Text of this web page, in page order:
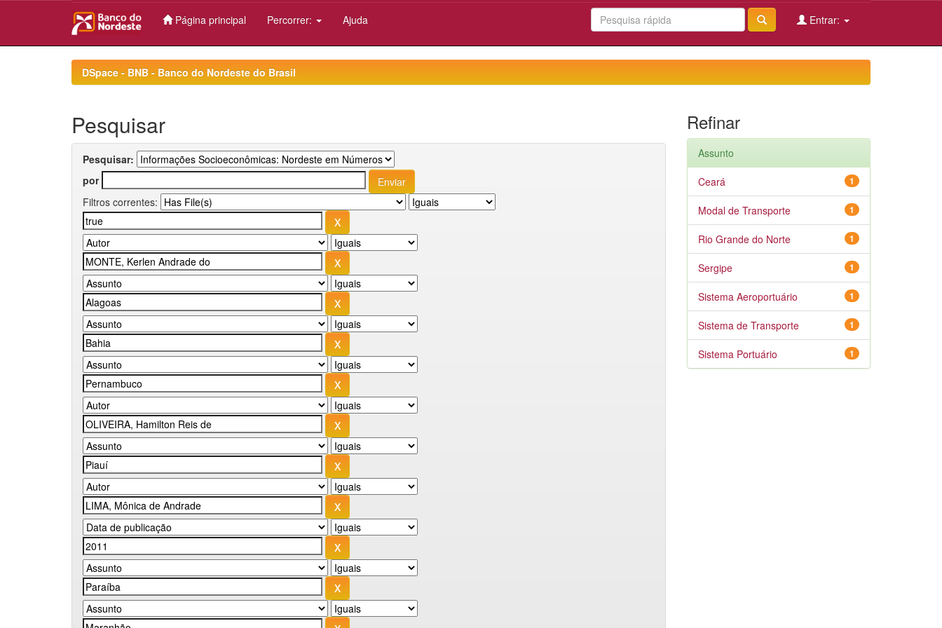
Página principal Percorrer: Ajuda Entrar:
DSpace - BNB - Banco do Nordeste do Brasil
Pesquisar
Pesquisar:
por
Filtros correntes:
Refinar
Assunto
1
Ceará
1
Modal de Transporte
1
Rio Grande do Norte
1
Sergipe
1
Sistema Aeroportuário
1
Sistema de Transporte
1
Sistema Portuário